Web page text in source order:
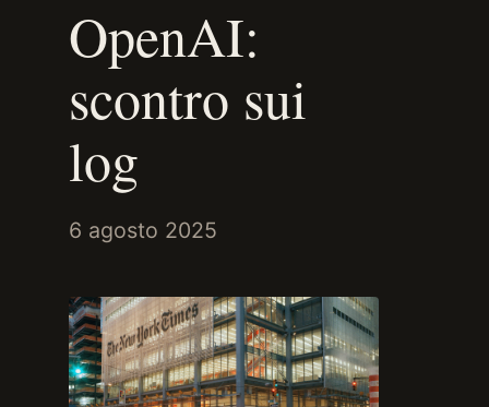
OpenAI:
scontro sui
log
6 agosto 2025